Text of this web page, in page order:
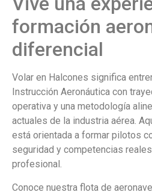
formación
diferencial
Volar en Halcones significa
Instrucción Aeronáutica con
operativa y una metodología
actuales de la industria aérea.
está orientada a formar pilotos
seguridad y competencias
profesional.
Conoce nuestra flota de